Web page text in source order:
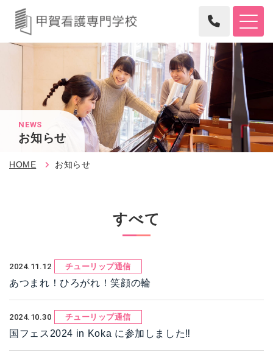
NEWS
お知らせ
HOME お知らせ
すべて
2024.11.12 チューリップ通信
あつまれ！ひろがれ！笑顔の輪
2024.10.30 チューリップ通信
国フェス2024 in Koka に参加しました‼